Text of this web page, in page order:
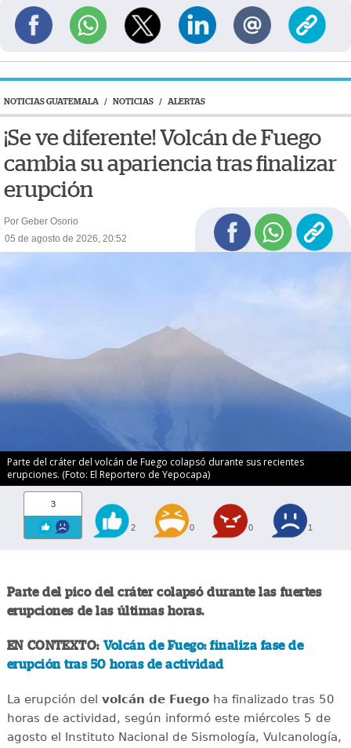
NOTICIAS GUATEMALA / NOTICIAS / ALERTAS
¡Se ve diferente! Volcán de Fuego
cambia su apariencia tras finalizar
erupción
Por Geber Osorio
05 de agosto de 2026, 20:52
Parte del cráter del volcán de Fuego colapsó durante sus recientes
erupciones. (Foto: El Reportero de Yepocapa)
3
2 0 0 1
Parte del pico del cráter colapsó durante las fuertes
erupciones de las últimas horas.
EN CONTEXTO: Volcán de Fuego: finaliza fase de
erupción tras 50 horas de actividad
La erupción del volcán de Fuegoha finalizado tras 50
horas de actividad, según informó este miércoles 5 de
agosto el Instituto Nacional de Sismología, Vulcanología,